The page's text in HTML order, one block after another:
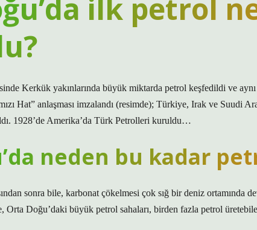
ilk petrol
Kerkük yakınlarında büyük miktarda petrol keşfedildi ve
Hat” anlaşması imzalandı (resimde); Türkiye, Irak ve Suudi
1928’de Amerika’da Türk Petrolleri kuruldu…
neden bu kadar
sonra bile, karbonat çökelmesi çok sığ bir deniz ortamında
Orta Doğu’daki büyük petrol sahaları, birden fazla petrol